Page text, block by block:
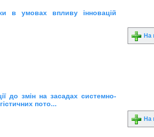
в умовах впливу інновацій
На
до змін на засадах системно-
пото...
На